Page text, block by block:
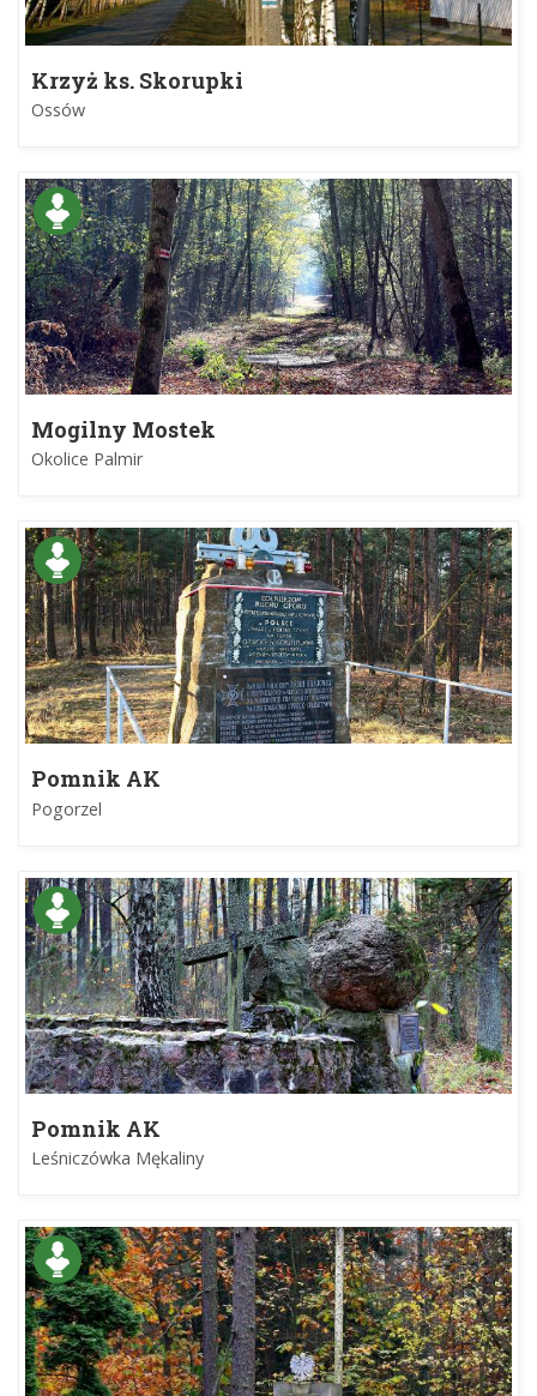
Krzyż ks. Skorupki
Ossów
Mogilny Mostek
Okolice Palmir
Pomnik AK
Pogorzel
Pomnik AK
Leśniczówka Mękaliny